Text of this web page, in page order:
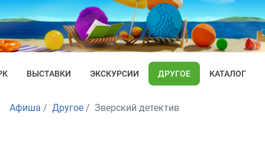
ВЫСТАВКИ ЭКСКУРСИИ ДРУГОЕ КАТАЛОГ
Афиша Другое Зверский детектив